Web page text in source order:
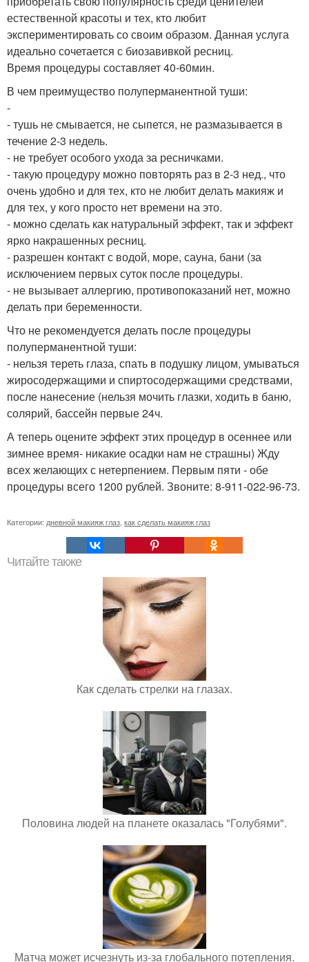
естественной красоты и тех, кто любит
экспериментировать со своим образом. Данная услуга
идеально сочетается с биозавивкой ресниц.
Время процедуры составляет 40-60мин.
В чем преимущество полуперманентной туши:
-
- тушь не смывается, не сыпется, не размазывается в
течение 2-3 недель.
- не требует особого ухода за ресничками.
- такую процедуру можно повторять раз в 2-3 нед., что
очень удобно и для тех, кто не любит делать макияж и
для тех, у кого просто нет времени на это.
- можно сделать как натуральный эффект, так и эффект
ярко накрашенных ресниц.
- разрешен контакт с водой, море, сауна, бани (за
исключением первых суток после процедуры.
- не вызывает аллергию, противопоказаний нет, можно
делать при беременности.
Что не рекомендуется делать после процедуры
полуперманентной туши:
- нельзя тереть глаза, спать в подушку лицом, умываться
жиросодержащими и спиртосодержащими средствами,
после нанесение (нельзя мочить глазки, ходить в баню,
солярий, бассейн первые 24ч.
А теперь оцените эффект этих процедур в осеннее или
зимнее время- никакие осадки нам не страшны) Жду
всех желающих с нетерпением. Первым пяти - обе
процедуры всего 1200 рублей. Звоните: 8-911-022-96-73.
Категории: дневной макияж глаз как сделать макияж глаз
Читайте также
Как сделать стрелки на глазах.
Половина людей на планете оказалась "Голубями".
Матча может исчезнуть из-за глобального потепления.